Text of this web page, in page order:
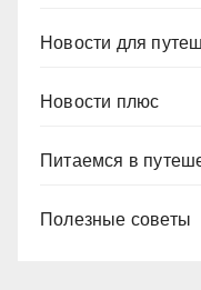
Новости для
Новости плюс
Питаемся в
Полезные советы